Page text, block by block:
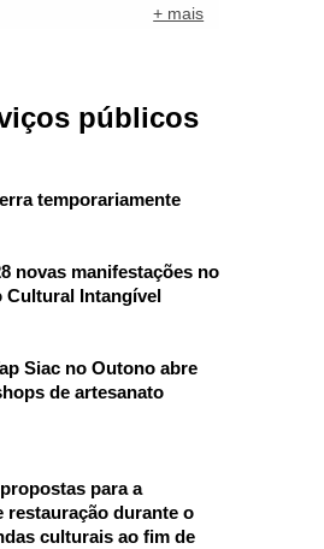
+ mais
públicos
temporariamente
novas manifestações no
Cultural Intangível
Siac no Outono abre
de artesanato
para a
restauração durante o
culturais ao fim de